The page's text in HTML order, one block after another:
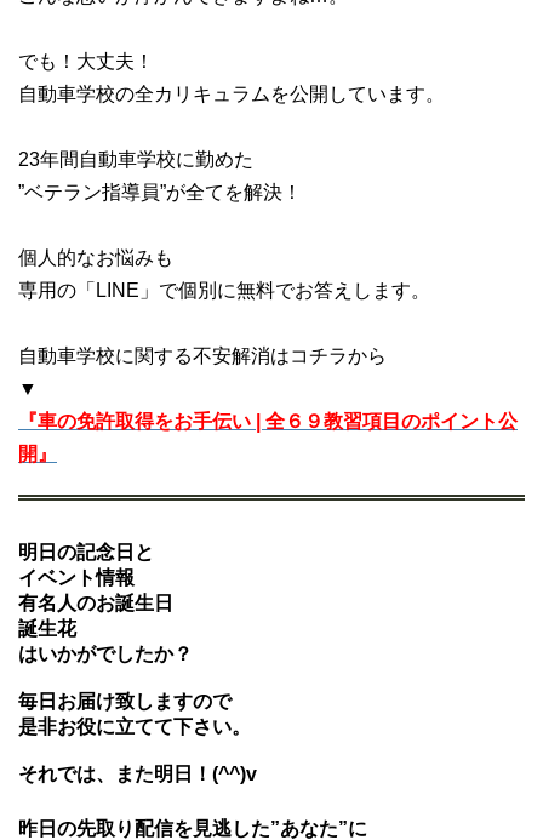
でも！大丈夫！
自動車学校の全カリキュラムを公開しています。
23年間自動車学校に勤めた
”ベテラン指導員”が全てを解決！
個人的なお悩みも
専用の「LINE」で個別に無料でお答えします。
自動車学校に関する不安解消はコチラから
▼
『車の免許取得をお手伝い | 全６９教習項目のポイント公
開』
明日の記念日と
イベント情報
有名人のお誕生日
誕生花
はいかがでしたか？
毎日お届け致しますので
是非お役に立てて下さい。
それでは、また明日！(^^)v
昨日の先取り配信を見逃した”あなた”に